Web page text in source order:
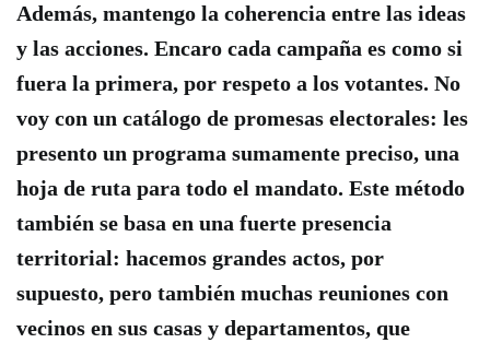
Además, mantengo la coherencia entre las ideas
y las acciones. Encaro cada campaña es como si
fuera la primera, por respeto a los votantes. No
voy con un catálogo de promesas electorales: les
presento un programa sumamente preciso, una
hoja de ruta para todo el mandato. Este método
también se basa en una fuerte presencia
territorial: hacemos grandes actos, por
supuesto, pero también muchas reuniones con
vecinos en sus casas y departamentos, que